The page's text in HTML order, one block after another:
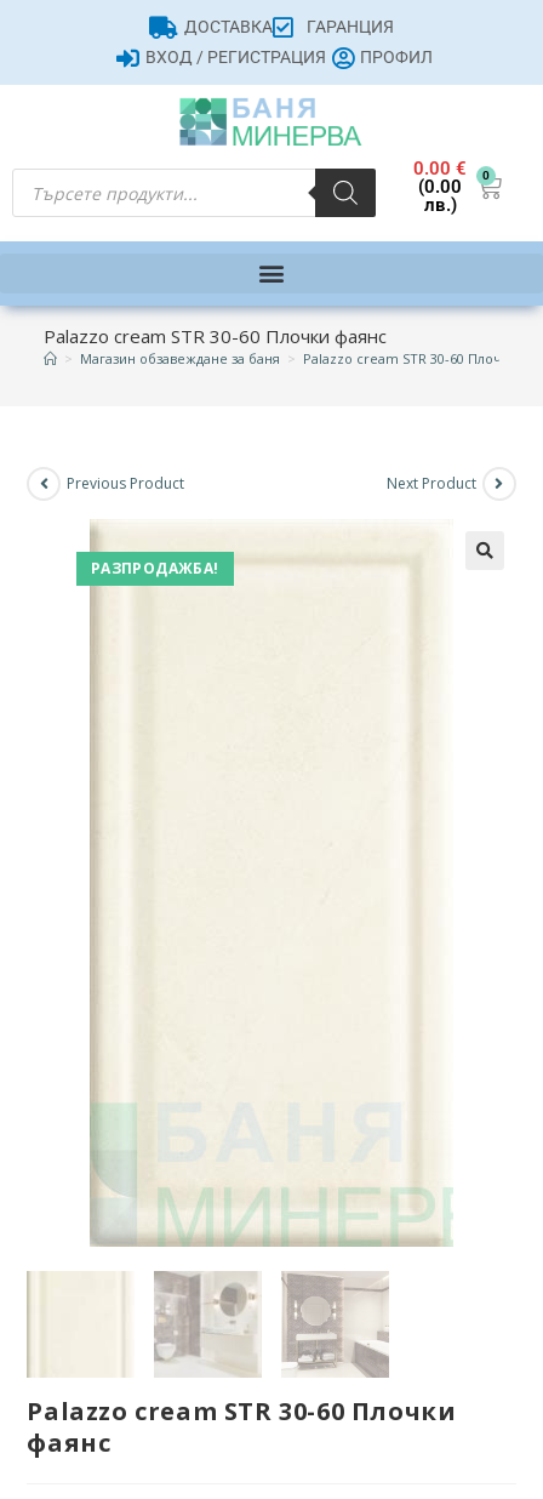
ДОСТАВКА
ГАРАНЦИЯ
ВХОД / РЕГИСТРАЦИЯ
ПРОФИЛ
0.00€
(0.00
лв.)
0
Palazzo cream STR 30-60 Плочки фаянс
> Магазин обзавеждане за баня > Palazzo cream STR 30-60 Плочки
РАЗПРОДАЖБА!
Previous Product Next Product
Palazzo cream STR 30-60 Плочки
фаянс